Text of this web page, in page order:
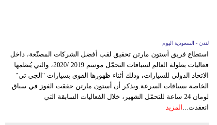
لندن - السعودية اليوم
استطاع فريق أستون مارتن تحقيق لقب أفضل الشركات المصنّعة، داخل
فعاليات بطولة العالم لسباقات التحمّل موسم 2019 /2020، والتي يُنظمها
الاتحاد الدولي للسيارات، وذلك أثناء ظهورها القوي بسيارات "الجي تي"
الخاصة بسباقات السرعة.ويذكر أن أستون مارتن حققت الفوز في سباق
لومان 24 ساعة للتحمّل الشهير، خلال الفعاليات السابقة التي
انعقدت... المزيد